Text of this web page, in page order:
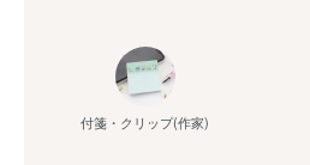
付箋・クリップ(作家)